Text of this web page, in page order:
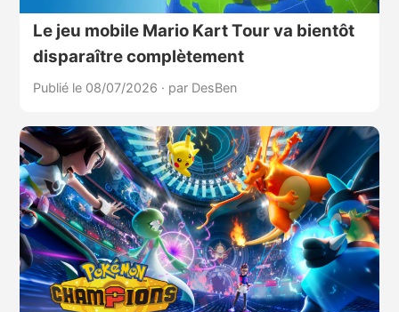
Le jeu mobile Mario Kart Tour va bientôt
disparaître complètement
Publié le 08/07/2026 · par DesBen